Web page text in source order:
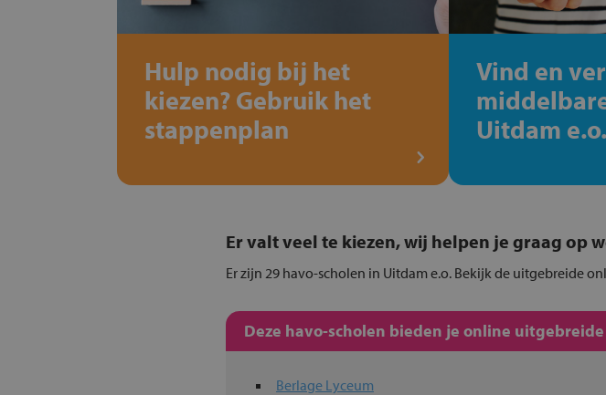
Hulp nodig bij het
kiezen? Gebruik het
stappenplan
Vind en
Uitdam
Er valt veel te kiezen, wij helpen je graag op
Er zijn 29 havo-scholen in Uitdam e.o. Bekijk de uitgebreide
Deze havo-scholen bieden je online
Berlage Lyceum